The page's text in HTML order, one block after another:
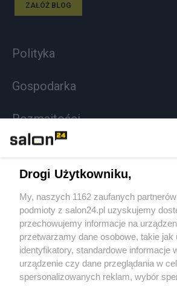
ZAŁÓŻ BLOG
Polityka
Gospodarka
Rozmaitości
Sport
Społeczeństwo
Kultura
Drogi Użytkowniku,
My, naszych 1162 zaufanych
podmioty z salon24.pl uzyskujemy
przechowujemy informacje na
przetwarzamy dane osobowe, takie jak
identyfikatory, standardowe informacje
urządzenie czy dane przeglądania w
spersonalizowanych reklam, wybór